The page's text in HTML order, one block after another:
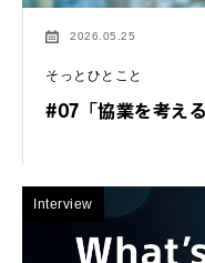
2026.05.25
そっとひとこと
#07「協業を考え
Interview